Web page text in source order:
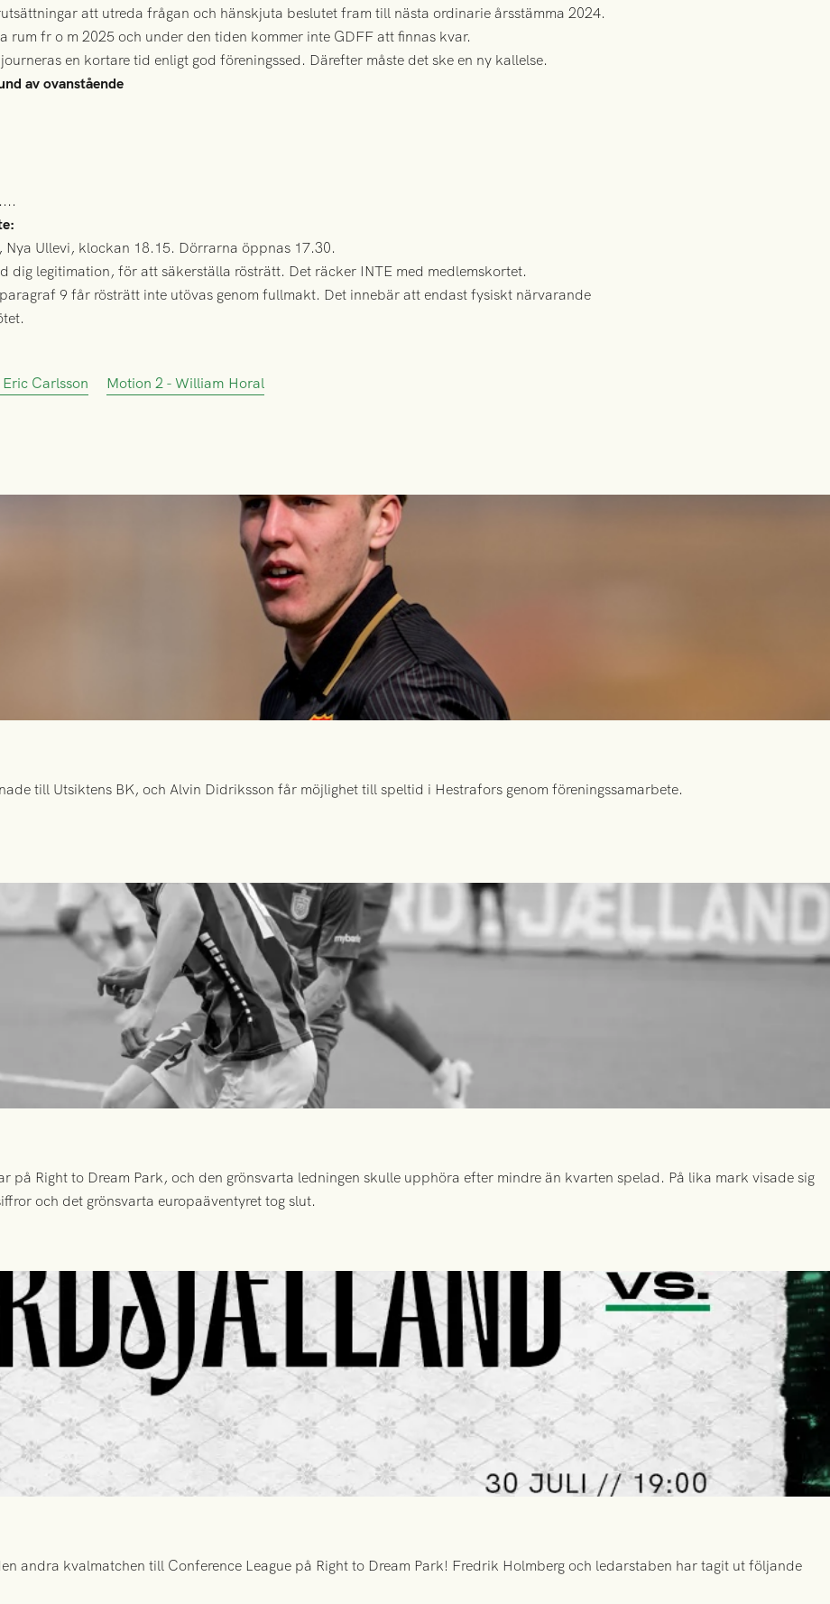
att utreda frågan och hänskjuta beslutet fram till nästa ordinarie årsstämma 2024.
rum fr o m 2025 och under den tiden kommer inte GDFF att finnas kvar.
en kortare tid enligt god föreningssed. Därefter måste det ske en ny kallelse.
av ovanstående
Nya Ullevi, klockan 18.15. Dörrarna öppnas 17.30.
dig legitimation, för att säkerställa rösträtt. Det räcker INTE med medlemskortet.
9 får rösträtt inte utövas genom fullmakt. Det innebär att endast fysiskt närvarande
Carlsson Motion 2 - William Horal
till Utsiktens BK, och Alvin Didriksson får möjlighet till speltid i Hestrafors genom föreningssamarbete.
på Right to Dream Park, och den grönsvarta ledningen skulle upphöra efter mindre än kvarten spelad. På lika mark visade sig
och det grönsvarta europaäventyret tog slut.
andra kvalmatchen till Conference League på Right to Dream Park! Fredrik Holmberg och ledarstaben har tagit ut följande